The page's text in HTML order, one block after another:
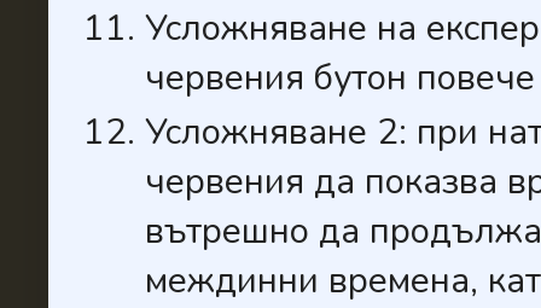
Усложняване на
червения бутон
Усложняване 2: при
червения да показва
вътрешно да
междинни времена,